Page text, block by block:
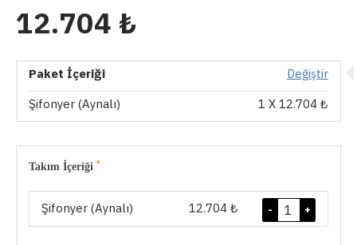
12.704 ₺
Paket İçeriği
Değiştir
Şifonyer (Aynalı)
1 X 12.704 ₺
Takım İçeriği
Şifonyer (Aynalı) 12.704 ₺ +
-